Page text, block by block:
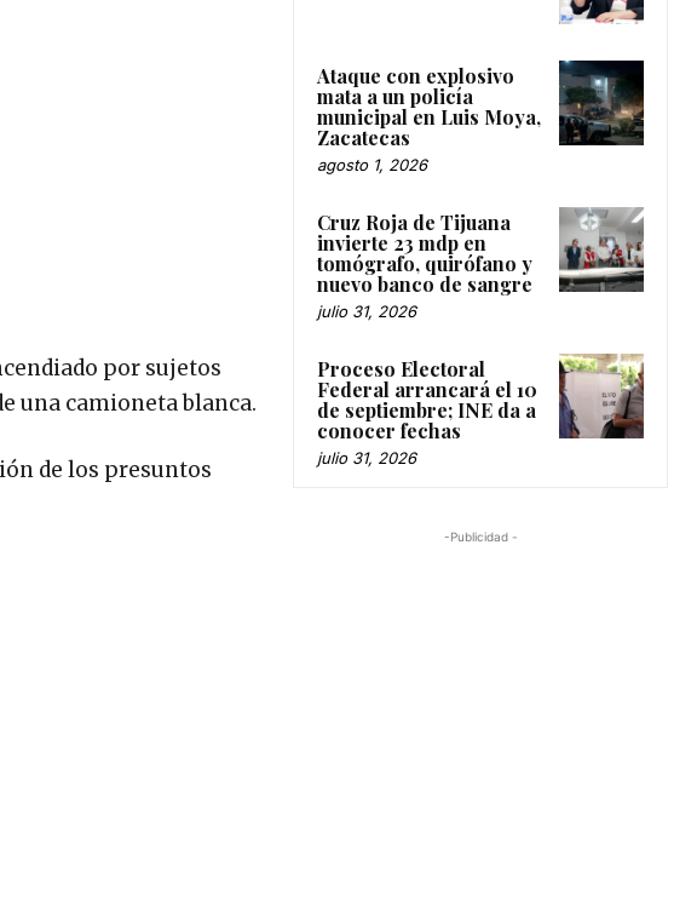
por sujetos
una camioneta blanca.
de los presuntos
Ataque con explosivo
mata a un policía
municipal en Luis Moya,
Zacatecas
agosto 1, 2026
Cruz Roja de Tijuana
invierte 23 mdp en
tomógrafo, quirófano y
nuevo banco de sangre
julio 31, 2026
Proceso Electoral
Federal arrancará el 10
de septiembre; INE da a
conocer fechas
julio 31, 2026
-Publicidad -